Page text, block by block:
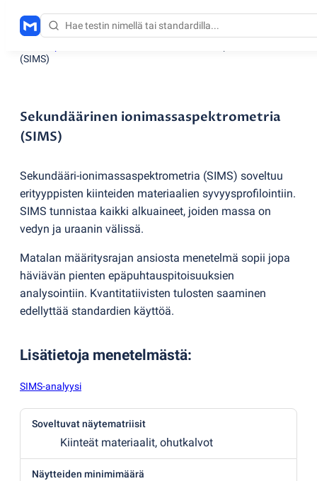
(SIMS)
Sekundäärinen ionimassaspektrometria
(SIMS)
Sekundääri-ionimassaspektrometria (SIMS) soveltuu
erityyppisten kiinteiden materiaalien syvyysprofilointiin.
SIMS tunnistaa kaikki alkuaineet, joiden massa on
vedyn ja uraanin välissä.
Matalan määritysrajan ansiosta menetelmä sopii jopa
häviävän pienten epäpuhtauspitoisuuksien
analysointiin. Kvantitatiivisten tulosten saaminen
edellyttää standardien käyttöä.
Lisätietoja menetelmästä:
SIMS-analyysi
Soveltuvat näytematriisit
Kiinteät materiaalit, ohutkalvot
Näytteiden minimimäärä